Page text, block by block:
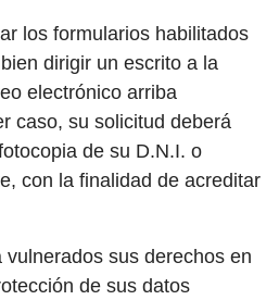
los formularios habilitados
dirigir un escrito a la
electrónico arriba
caso, su solicitud deberá
de su D.N.I. o
con la finalidad de acreditar
sus derechos en
de sus datos